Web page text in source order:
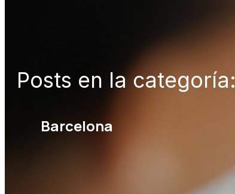
Posts en la categoría:
Barcelona